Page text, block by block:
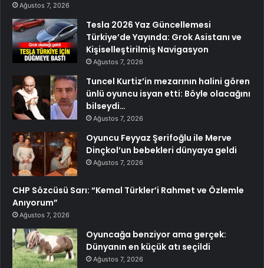
Ağustos 7, 2026
Tesla 2026 Yaz Güncellemesi
Türkiye’de Yayında: Grok Asistanı ve
Kişiselleştirilmiş Navigasyon
Ağustos 7, 2026
Tuncel Kurtiz’in mezarının halini gören
ünlü oyuncu isyan etti: Böyle olacağını
bilseydi…
Ağustos 7, 2026
Oyuncu Feyyaz Şerifoğlu ile Merve
Dinçkol’un bebekleri dünyaya geldi
Ağustos 7, 2026
CHP Sözcüsü Sarı: “Kemal Türkler’i Rahmet ve Özlemle
Anıyorum”
Ağustos 7, 2026
Oyuncağa benziyor ama gerçek:
Dünyanın en küçük atı seçildi
Ağustos 7, 2026